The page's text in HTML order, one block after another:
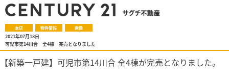
本店 物件情報 画像
2021年07月18日
可児市第14川合 全4棟 完売となりました
【新築一戸建】可児市第14川合 全4棟が完売となりました。